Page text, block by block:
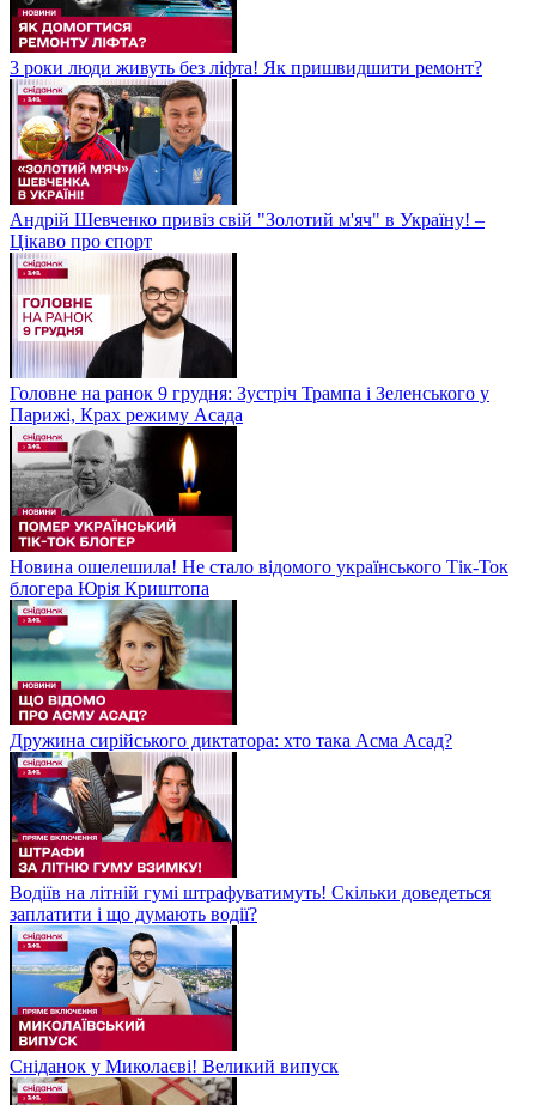
3 роки люди живуть без ліфта! Як пришвидшити ремонт?
Андрій Шевченко привіз свій "Золотий м'яч" в Україну! –
Цікаво про спорт
Головне на ранок 9 грудня: Зустріч Трампа і Зеленського у
Парижі, Крах режиму Асада
Новина ошелешила! Не стало відомого українського Тік-Ток
блогера Юрія Криштопа
Дружина сирійського диктатора: хто така Асма Асад?
Водіїв на літній гумі штрафуватимуть! Скільки доведеться
заплатити і що думають водії?
Сніданок у Миколаєві! Великий випуск